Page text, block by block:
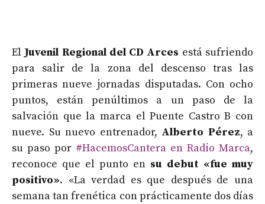
El Juvenil Regional del CD Arces está sufriendo
para salir de la zona del descenso tras las
primeras nueve jornadas disputadas. Con ocho
puntos, están penúltimos a un paso de la
salvación que la marca el Puente Castro B con
nueve. Su nuevo entrenador, Alberto Pérez, a
su paso por #HacemosCantera en Radio Marca,
reconoce que el punto en su debut «fue muy
positivo». «La verdad es que después de una
semana tan frenética con prácticamente dos días